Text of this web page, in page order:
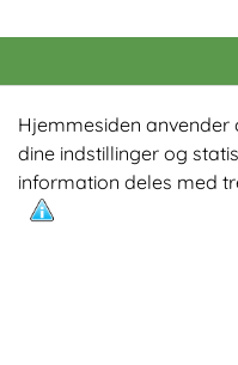
Hjemmesiden anvender
dine indstillinger og
information deles med
Populære
Odin R900 Romaskine
Odin S900 Spinningcykel